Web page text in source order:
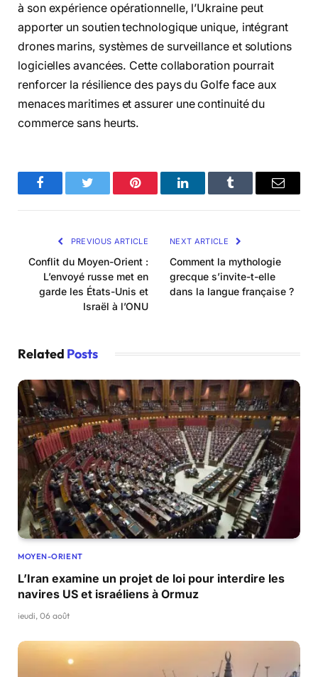
à son expérience opérationnelle, l’Ukraine peut
apporter un soutien technologique unique, intégrant
drones marins, systèmes de surveillance et solutions
logicielles avancées. Cette collaboration pourrait
renforcer la résilience des pays du Golfe face aux
menaces maritimes et assurer une continuité du
commerce sans heurts.
FacebookTwitter Pinterest LinkedInTumblr Email
PREVIOUS ARTICLE
Conflit du Moyen-Orient :
L’envoyé russe met en
garde les États-Unis et
Israël à l’ONU
NEXT ARTICLE
Comment la mythologie
grecque s’invite-t-elle
dans la langue française ?
Related Posts
MOYEN-ORIENT
L’Iran examine un projet de loi pour interdire les
navires US et israéliens à Ormuz
jeudi, 06 août